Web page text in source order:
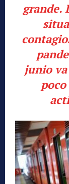
grande.
junio